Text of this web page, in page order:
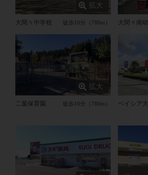
大間々中学校 徒歩10分（780m） 大間々南
二葉保育園 徒歩10分（780m） ベイシア